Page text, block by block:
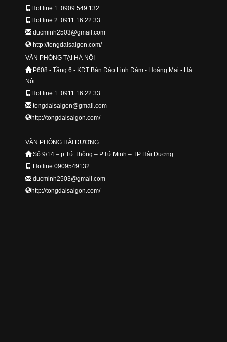
Hot line 1: 0909.549.132
Hot line 2: 0911.16.22.33
ducminh2503@gmail.com
http://tongdaisaigon.com/
VĂN PHÒNG TẠI HÀ NỘI
P608 - Tầng 6 - KĐT Bán Đảo Linh Đàm - Hoàng Mai - Hà
Nội
Hot line 1: 0911.16.22.33
tongdaisaigon@gmail.com
http://tongdaisaigon.com/
VĂN PHÒNG HẢI DƯƠNG
Số 9/14 – p.Tứ Thông – P.Tứ Minh – TP Hải Dương
Hotline 0909549132
ducminh2503@gmail.com
http://tongdaisaigon.com/